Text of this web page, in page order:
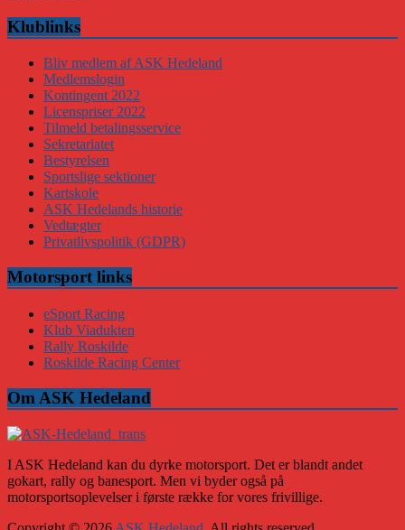
Klublinks
Bliv medlem af ASK Hedeland
Medlemslogin
Kontingent 2022
Licenspriser 2022
Tilmeld betalingsservice
Sekretariatet
Bestyrelsen
Sportslige sektioner
Kartskole
ASK Hedelands historie
Vedtægter
Privatlivspolitik (GDPR)
Motorsport links
eSport Racing
Klub Viadukten
Rally Roskilde
Roskilde Racing Center
Om ASK Hedeland
I ASK Hedeland kan du dyrke motorsport. Det er blandt andet
gokart, rally og banesport. Men vi byder også på
motorsportsoplevelser i første række for vores frivillige.